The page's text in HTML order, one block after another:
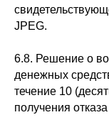
JPEG.
6.8. Решение о
денежных
течение 10
получения